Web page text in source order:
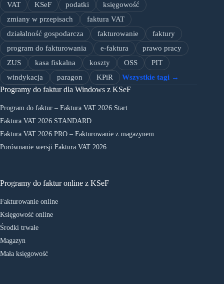
VAT KSeF podatki
księgowość
zmiany w przepisach
faktura VAT
działalność gospodarcza
fakturowanie
faktury
program do fakturowania
e-faktura
prawo pracy
ZUS
kasa fiskalna koszty OSS
PIT
windykacja
paragon KPiR Wszystkie tagi →
Programy do faktur dla Windows z KSeF
Program do faktur – Faktura VAT 2026 Start
Faktura VAT 2026 STANDARD
Faktura VAT 2026 PRO – Fakturowanie z magazynem
Porównanie wersji Faktura VAT 2026
Programy do faktur online z KSeF
Fakturowanie online
Księgowość online
Środki trwałe
Magazyn
Mała księgowość